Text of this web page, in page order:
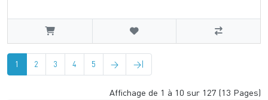
1 2 3 4 5 > >|
Affichage de 1 à 10 sur 127 (13 Pages)